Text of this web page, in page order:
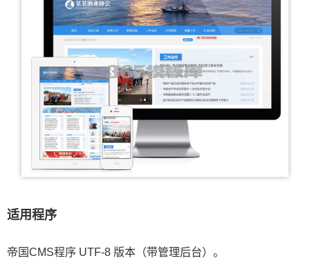
适用程序
帝国CMS程序 UTF-8 版本（带管理后台）。